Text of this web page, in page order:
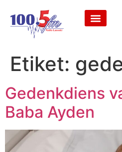
Etiket:
Gedenkdiens
Baba Ayden